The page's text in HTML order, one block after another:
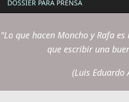
DOSSIER PARA PRENSA
"Lo que hacen Moncho y Rafa
que escribir una
(Luis Eduardo